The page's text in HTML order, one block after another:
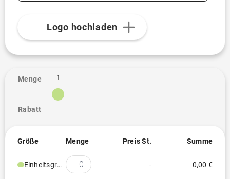
Logo hochladen
Menge
Rabatt
1
Größe Menge Preis St. Summe
Einheitsgröße - 0,00 €